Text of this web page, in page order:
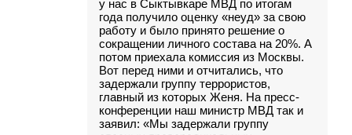
у нас в Сыктывкаре МВД по итогам
года получило оценку «неуд» за свою
работу и было принято решение о
сокращении личного состава на 20%. А
потом приехала комиссия из Москвы.
Вот перед ними и отчитались, что
задержали группу террористов,
главный из которых Женя. На пресс-
конференции наш министр МВД так и
заявил: «Мы задержали группу